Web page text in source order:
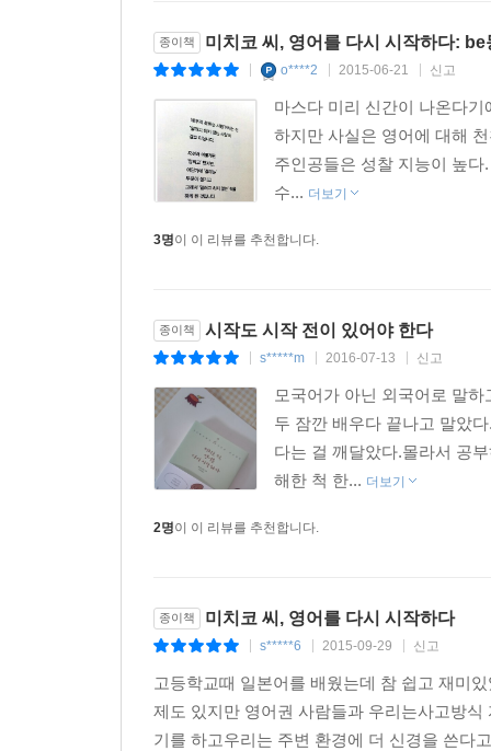
종이책 미치코 씨, 영어를 다시 시작하다:
o****2 2015-06-21 신고
마스다 미리 신간이 나온다
하지만 사실은 영어에 대해
주인공들은 성찰 지능이 높
수... 더보기
3명이 이 리뷰를 추천합니다.
종이책 시작도 시작 전이 있어야 한다
s*****m 2016-07-13 신고
모국어가 아닌 외국어로 말
두 잠깐 배우다 끝나고 말았
다는 걸 깨달았다.몰라서 공
해한 척 한... 더보기
2명이 이 리뷰를 추천합니다.
종이책 미치코 씨, 영어를 다시 시작하다
s*****6 2015-09-29 신고
고등학교때 일본어를 배웠는데 참 쉽고 재미
제도 있지만 영어권 사람들과 우리는사고방
기를 하고우리는 주변 환경에 더 신경을 쓴다